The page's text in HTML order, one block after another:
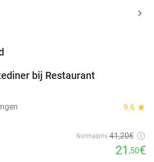
bij Restaurant
9.6 star
Normalpris 41,20€
21 ,50€